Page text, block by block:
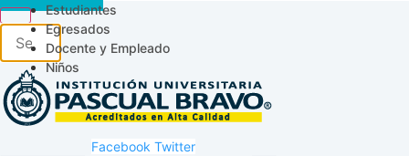
Estudiantes
Egresados
Docente y Empleado
Niños
Facebook Twitter